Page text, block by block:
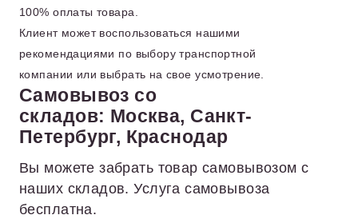
100% оплаты товара.
Клиент может воспользоваться нашими
рекомендациями по выбору транспортной
компании или выбрать на свое усмотрение.
Самовывоз со
складов: Москва, Санкт-
Петербург, Краснодар
Вы можете забрать товар самовывозом с
наших складов. Услуга самовывоза
бесплатна.